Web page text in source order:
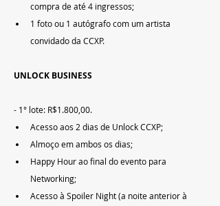
compra de até 4 ingressos;
1 foto ou 1 autógrafo com um artista
convidado da CCXP.
UNLOCK BUSINESS
- 1° lote: R$1.800,00.
Acesso aos 2 dias de Unlock CCXP;
Almoço em ambos os dias;
Happy Hour ao final do evento para
Networking;
Acesso à Spoiler Night (a noite anterior à